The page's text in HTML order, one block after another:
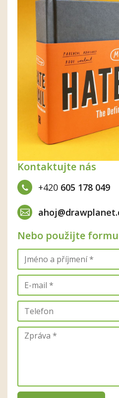
Kontaktujte nás
+420 605 178 049
Nebo použijte